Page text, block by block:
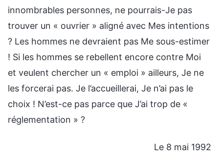
innombrables personnes, ne pourrais-Je pas
trouver un « ouvrier » aligné avec Mes intentions
? Les hommes ne devraient pas Me sous-estimer
! Si les hommes se rebellent encore contre Moi
et veulent chercher un « emploi » ailleurs, Je ne
les forcerai pas. Je l’accueillerai, Je n’ai pas le
choix ! N’est-ce pas parce que J’ai trop de «
réglementation » ?
Le 8 mai 1992